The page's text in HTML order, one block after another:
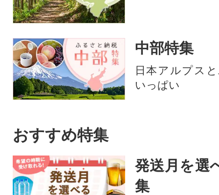
中部特集
日本アルプス
いっぱい
おすすめ特集
発送月を選
集